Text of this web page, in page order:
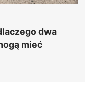
dwa
mieć